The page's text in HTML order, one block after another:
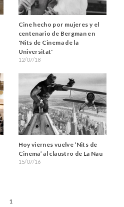
Cine hecho por mujeres y el
centenario de Bergman en
'Nits de Cinema de la
Universitat'
12/07/18
Hoy viernes vuelve ‘Nits de
Cinema’ al claustro de La Nau
15/07/16
1